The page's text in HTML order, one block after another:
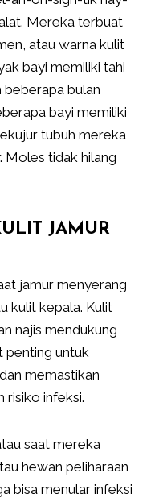
Mereka terbuat
atau warna kulit
bayi memiliki tahi
beberapa bulan
bayi memiliki
tubuh mereka
Moles tidak hilang
JAMUR
jamur menyerang
kulit kepala. Kulit
najis mendukung
penting untuk
memastikan
risiko infeksi.
saat mereka
hewan peliharaan
bisa menular infeksi